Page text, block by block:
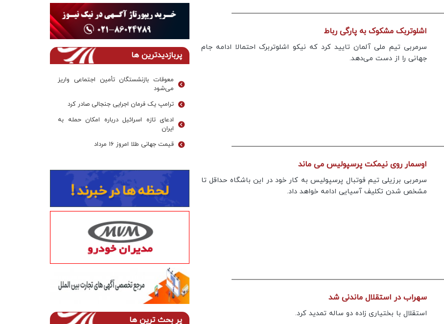
اشلوتربک مشکوک به پارگی رباط
سرمربی تیم ملی آلمان تایید کرد که نیکو اشلوتربرک احتمالا ادامه جام
جهانی را از دست می‌دهد.
اوسمار روی نیمکت پرسپولیس می ماند
سرمربی برزیلی تیم فوتبال پرسپولیس به کار خود در این باشگاه حداقل تا
مشخص شدن تکلیف آسیایی ادامه خواهد داد.
سهراب در استقلال ماندنی شد
استقلال با بختیاری زاده دو ساله تمدید کرد.
پربازدیدترین ها
معوقات بازنشستگان تأمین اجتماعی واریز
می‌شود
ترامپ یک فرمان اجرایی جنجالی صادر کرد
ادعای تازه اسرائیل درباره امکان حمله به
ایران
قیمت جهانی طلا امروز ۱۶ مرداد
پر بحث ترین ها